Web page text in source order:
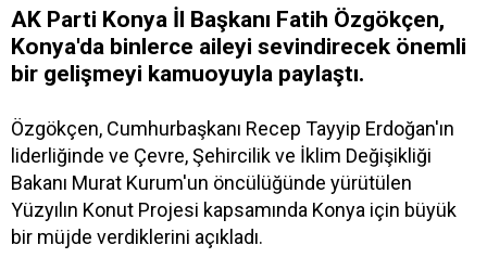
AK Parti Konya İl Başkanı Fatih Özgökçen,
Konya'da binlerce aileyi sevindirecek önemli
bir gelişmeyi kamuoyuyla paylaştı.
Özgökçen, Cumhurbaşkanı Recep Tayyip Erdoğan'ın
liderliğinde ve Çevre, Şehircilik ve İklim Değişikliği
Bakanı Murat Kurum'un öncülüğünde yürütülen
Yüzyılın Konut Projesi kapsamında Konya için büyük
bir müjde verdiklerini açıkladı.